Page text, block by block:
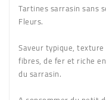
Tartines sarrasin sans
Fleurs.
Saveur typique,
fibres, de fer et riche
du sarrasin.